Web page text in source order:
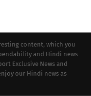
content, which you
and Hindi news
Exclusive News and
our Hindi news as